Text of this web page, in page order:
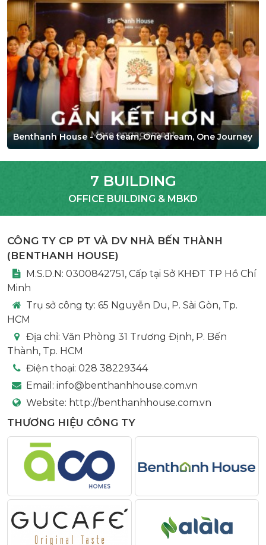
Benthanh House - One team, One dream, One Journey
7 BUILDING
OFFICE BUILDING & MBKD
CÔNG TY CP PT VÀ DV NHÀ BẾN THÀNH
(BENTHANH HOUSE)
M.S.D.N: 0300842751, Cấp tại Sở KHĐT TP Hồ Chí
Minh
Trụ sở công ty: 65 Nguyễn Du, P. Sài Gòn, Tp.
HCM
Địa chỉ: Văn Phòng 31 Trương Định, P. Bến
Thành, Tp. HCM
Điện thoại: 028 38229344
Email: info@benthanhhouse.com.vn
Website: http://benthanhhouse.com.vn
THƯƠNG HIỆU CÔNG TY